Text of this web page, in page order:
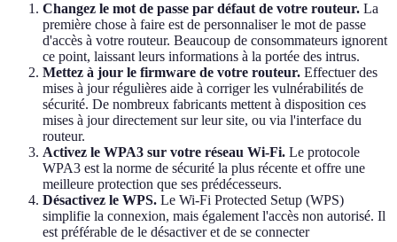
Changez le mot de passe par défaut de votre routeur. La
première chose à faire est de personnaliser le mot de passe
d'accès à votre routeur. Beaucoup de consommateurs ignorent
ce point, laissant leurs informations à la portée des intrus.
Mettez à jour le firmware de votre routeur. Effectuer des
mises à jour régulières aide à corriger les vulnérabilités de
sécurité. De nombreux fabricants mettent à disposition ces
mises à jour directement sur leur site, ou via l'interface du
routeur.
Activez le WPA3 sur votre réseau Wi-Fi. Le protocole
WPA3 est la norme de sécurité la plus récente et offre une
meilleure protection que ses prédécesseurs.
Désactivez le WPS. Le Wi-Fi Protected Setup (WPS)
simplifie la connexion, mais également l'accès non autorisé. Il
est préférable de le désactiver et de se connecter